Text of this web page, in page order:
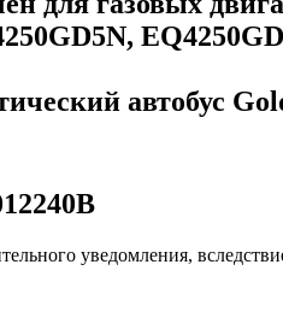
автобус
уведомления,